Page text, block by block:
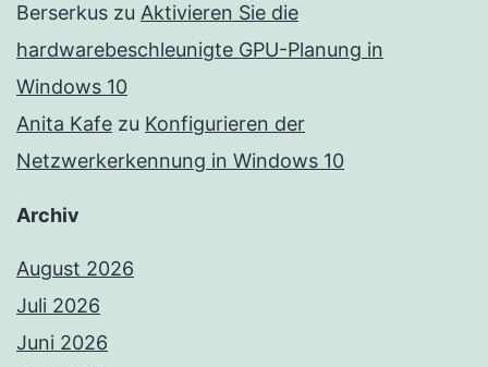
Berserkus zu Aktivieren Sie die
hardwarebeschleunigte GPU-Planung in
Windows 10
Anita Kafe zu Konfigurieren der
Netzwerkerkennung in Windows 10
Archiv
August 2026
Juli 2026
Juni 2026